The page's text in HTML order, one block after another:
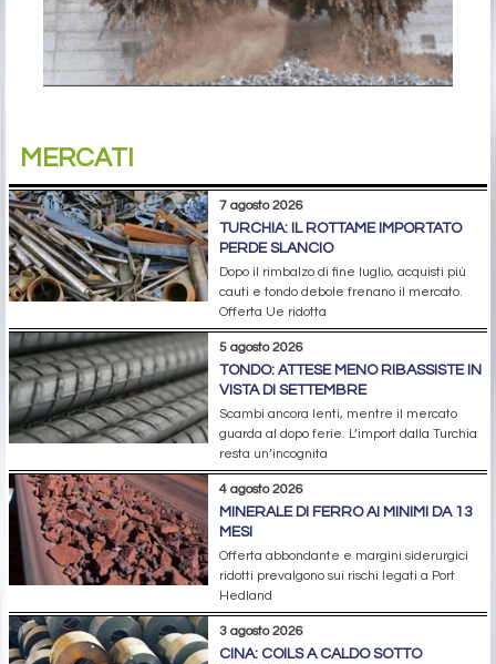
MERCATI
7 agosto 2026
TURCHIA: IL ROTTAME IMPORTATO
PERDE SLANCIO
Dopo il rimbalzo di fine luglio, acquisti più
cauti e tondo debole frenano il mercato.
Offerta Ue ridotta
5 agosto 2026
TONDO: ATTESE MENO RIBASSISTE IN
VISTA DI SETTEMBRE
Scambi ancora lenti, mentre il mercato
guarda al dopo ferie. L’import dalla Turchia
resta un’incognita
4 agosto 2026
MINERALE DI FERRO AI MINIMI DA 13
MESI
Offerta abbondante e margini siderurgici
ridotti prevalgono sui rischi legati a Port
Hedland
3 agosto 2026
CINA: COILS A CALDO SOTTO